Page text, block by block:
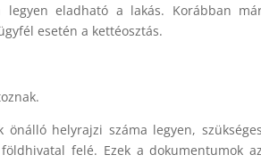
legyen eladható a lakás. Korábban
esetén a kettéosztás.
helyrajzi száma legyen, szükséges
felé. Ezek a dokumentumok az